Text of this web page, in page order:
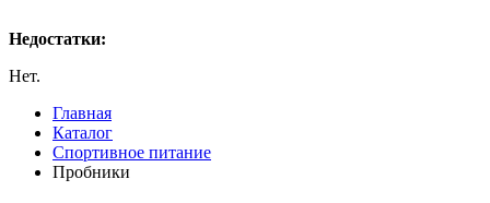
Недостатки:
Нет.
Главная
Каталог
Спортивное питание
Пробники